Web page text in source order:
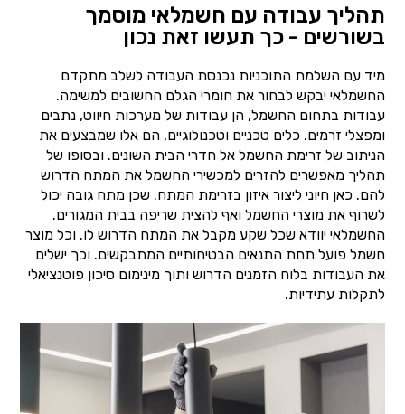
תהליך עבודה עם חשמלאי מוסמך
בשורשים - כך תעשו זאת נכון
מיד עם השלמת התוכניות נכנסת העבודה לשלב מתקדם
החשמלאי יבקש לבחור את חומרי הגלם החשובים למשימה.
עבודות בתחום החשמל, הן עבודות של מערכות חיווט, נתבים
ומפצלי זרמים. כלים טכניים וטכנולוגיים, הם אלו שמבצעים את
הניתוב של זרימת החשמל אל חדרי הבית השונים. ובסופו של
תהליך מאפשרים להזרים למכשירי החשמל את המתח הדרוש
להם. כאן חיוני ליצור איזון בזרימת המתח. שכן מתח גובה יכול
לשרוף את מוצרי החשמל ואף להצית שריפה בבית המגורים.
החשמלאי יוודא שכל שקע מקבל את המתח הדרוש לו. וכל מוצר
חשמל פועל תחת התנאים הבטיחותיים המתבקשים. וכך ישלים
את העבודות בלוח הזמנים הדרוש ותוך מינימום סיכון פוטנציאלי
לתקלות עתידיות.